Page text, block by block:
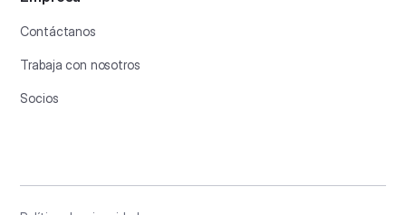
Contáctanos
Trabaja con nosotros
Socios